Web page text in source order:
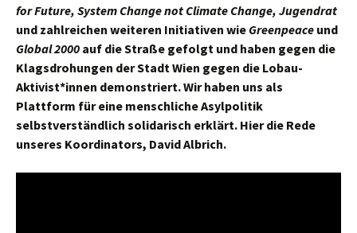
for Future, System Change not Climate Change, Jugendrat
und zahlreichen weiteren Initiativen wie Greenpeace und
Global 2000 auf die Straße gefolgt und haben gegen die
Klagsdrohungen der Stadt Wien gegen die Lobau-
Aktivist*innen demonstriert. Wir haben uns als
Plattform für eine menschliche Asylpolitik
selbstverständlich solidarisch erklärt. Hier die Rede
unseres Koordinators, David Albrich.